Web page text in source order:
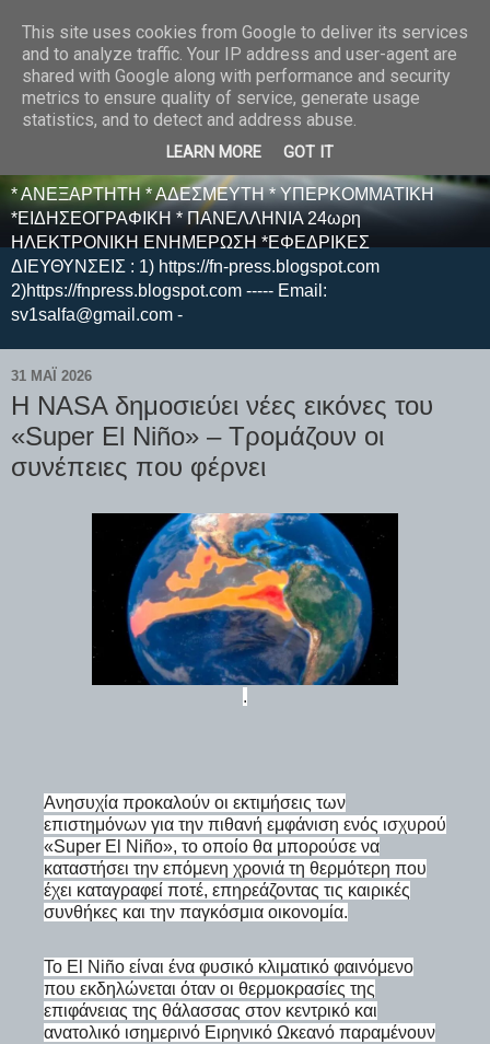
E F E N P R E S S -
ΗΛΕΚΤΡΟΝΙΚΗ
ΕΦΗΜΕΡΙΔΑ
* ΑΝΕΞΑΡΤΗΤΗ * ΑΔΕΣΜΕΥΤΗ * ΥΠΕΡΚΟΜΜΑΤΙΚΗ
*ΕΙΔΗΣΕΟΓΡΑΦΙΚΗ * ΠΑΝΕΛΛΗΝΙΑ 24ωρη
ΗΛΕΚΤΡΟΝΙΚΗ ΕΝΗΜΕΡΩΣΗ *ΕΦΕΔΡΙΚΕΣ
ΔΙΕΥΘΥΝΣΕΙΣ : 1) https://fn-press.blogspot.com
2)https://fnpress.blogspot.com ----- Email:
sv1salfa@gmail.com -
31 ΜΑΪ́ 2026
Η NASA δημοσιεύει νέες εικόνες του
«Super El Niño» – Τρομάζουν οι
συνέπειες που φέρνει
.
Ανησυχία προκαλούν οι εκτιμήσεις των
επιστημόνων για την πιθανή εμφάνιση ενός ισχυρού
«Super El Niño», το οποίο θα μπορούσε να
καταστήσει την επόμενη χρονιά τη θερμότερη που
έχει καταγραφεί ποτέ, επηρεάζοντας τις καιρικές
συνθήκες και την παγκόσμια οικονομία.
Το El Niño είναι ένα φυσικό κλιματικό φαινόμενο
που εκδηλώνεται όταν οι θερμοκρασίες της
επιφάνειας της θάλασσας στον κεντρικό και
ανατολικό ισημερινό Ειρηνικό Ωκεανό παραμένουν
This site uses cookies from Google to deliver its services
and to analyze traffic. Your IP address and user-agent are
shared with Google along with performance and security
metrics to ensure quality of service, generate usage
statistics, and to detect and address abuse.
LEARN MORE GOT IT